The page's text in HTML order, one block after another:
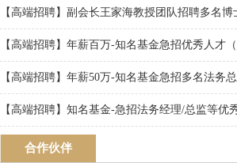
【高端招聘】副会长王家海教授团队招聘多名博
【高端招聘】年薪百万-知名基金急招优秀人才（
【高端招聘】年薪50万-知名基金急招多名法务
【高端招聘】知名基金-急招法务经理/总监等优
合作伙伴